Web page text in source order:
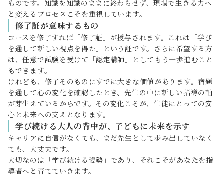
ものです。知識を知識のままに終わらせず、現場で生きる力へ
と変えるプロセスこそを重視しています。
修了証が意味するもの
コースを修了すれば「修了証」が授与されます。これは「学び
を通して新しい視点を得た」という証です。さらに希望する方
は、任意で試験を受けて「認定講師」としてもう一歩進むこと
もできます。
けれども、修了そのものにすでに大きな価値があります。宿題
を通して心の変化を確認したとき、先生の中に新しい指導の軸
が芽生えているからです。その変化こそが、生徒にとっての安
心と未来への支えとなります。
学び続ける大人の背中が、子どもに未来を示す
キャリアに自信がなくても、まだ先生として歩み出していなく
ても、大丈夫です。
大切なのは「学び続ける姿勢」であり、それこそがあなたを指
導者へと育てていきます。